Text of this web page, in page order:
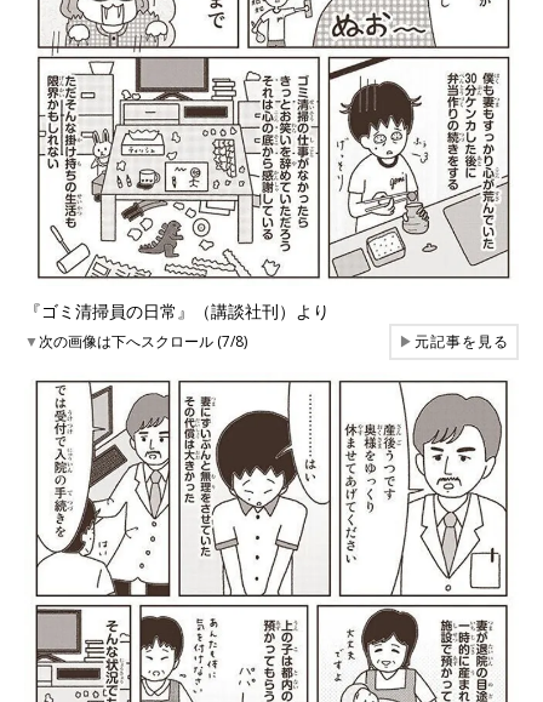
『ゴミ清掃員の日常』（講談社刊）より
▼次の画像は下へスクロール (7/8) ▶元記事を見る